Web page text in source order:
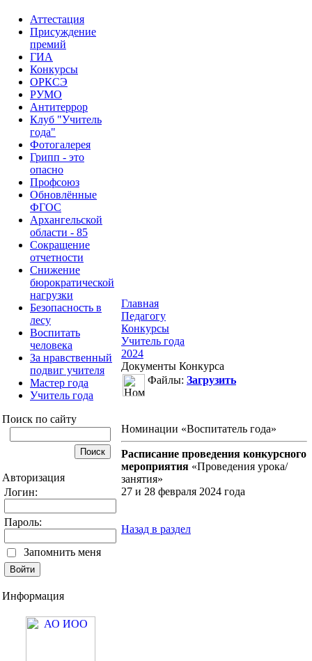
Аттестация
Присуждение
премий
ГИА
Конкурсы
ОРКСЭ
РУМО
Антитеррор
Клуб "Учитель
года"
Фотогалерея
Грипп - это
опасно
Профсоюз
Обновлённые
ФГОС
Архангельской
области - 85
Сокращение
отчетности
Снижение
бюрократической
нагрузки
Безопасность в
лесу
Воспитать
человека
За нравственный
подвиг учителя
Мастер года
Учитель года
Поиск по сайту
Авторизация
Логин:
Пароль:
Запомнить меня
Информация
Главная
Педагогу
Конкурсы
Учитель года
2024
Документы Конкурса
Файлы: Загрузить
Номинации «Воспитатель года»
Расписание проведения конкурсного
мероприятия «Проведения урока/
занятия»
27 и 28 февраля 2024 года
Назад в раздел